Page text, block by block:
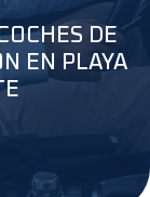
DE
EN PLAYA